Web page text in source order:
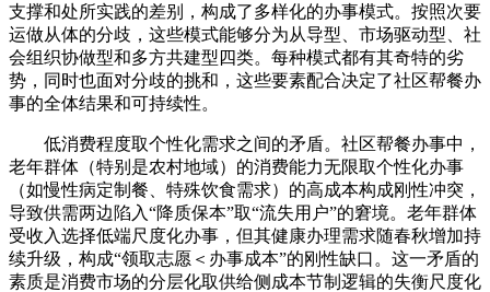
支撑和处所实践的差别，构成了多样化的办事模式。按照次要
运做从体的分歧，这些模式能够分为从导型、市场驱动型、社
会组织协做型和多方共建型四类。每种模式都有其奇特的劣
势，同时也面对分歧的挑和，这些要素配合决定了社区帮餐办
事的全体结果和可持续性。
低消费程度取个性化需求之间的矛盾。社区帮餐办事中，
老年群体（特别是农村地域）的消费能力无限取个性化办事
（如慢性病定制餐、特殊饮食需求）的高成本构成刚性冲突，
导致供需两边陷入“降质保本”取“流失用户”的窘境。老年群体
受收入选择低端尺度化办事，但其健康办理需求随春秋增加持
续升级，构成“领取志愿＜办事成本”的刚性缺口。这一矛盾的
素质是消费市场的分层化取供给侧成本节制逻辑的失衡尺度化